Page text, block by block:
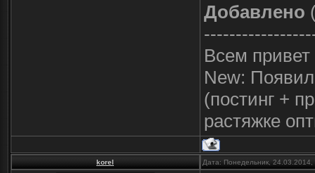
Добавлено
Всем привет
New:
(постинг +
растяжке
korel Дата: Понедельник,